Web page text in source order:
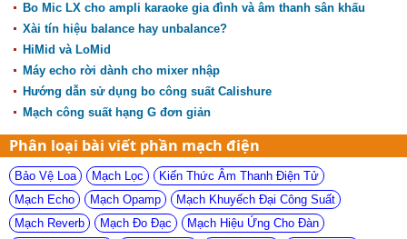
Bo Mic LX cho ampli karaoke gia đình và âm thanh sân khấu
Xài tín hiệu balance hay unbalance?
HiMid và LoMid
Máy echo rời dành cho mixer nhập
Hướng dẫn sử dụng bo công suất Calishure
Mạch công suất hạng G đơn giản
Phân loại bài viết phần mạch điện
Bảo Vệ Loa Mạch Lọc
Kiến Thức Âm Thanh Điện Tử
Mạch Echo
Mạch Opamp
Mạch Khuyếch Đại Công Suất
Mạch Reverb
Mạch Đo Đạc
Mạch Hiệu Ứng Cho Đàn